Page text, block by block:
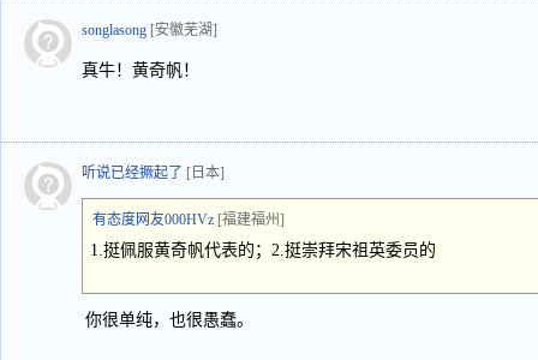
songlasong [安徽芜湖]
真牛！黄奇帆！
听说已经撅起了 [日本]
有态度网友000HVz [福建福州]
1.挺佩服黄奇帆代表的；2.挺崇拜宋祖英委员的
你很单纯，也很愚蠢。